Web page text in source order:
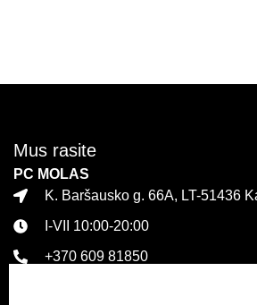
Mus rasite
PC MOLAS
K. Baršausko g. 66A, LT-51436
I-VII 10:00-20:00
+370 609 81850